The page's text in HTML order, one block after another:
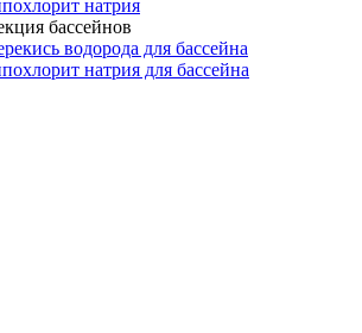
натрия
бассейнов
водорода для бассейна
натрия для бассейна